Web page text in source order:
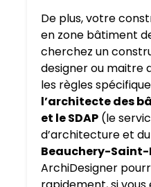
De plus, votre
en zone bâtiment
cherchez un
designer ou maitre
les règles
l’architecte des
et le SDAP (le
d’architecture et
Beauchery-
ArchiDesigner